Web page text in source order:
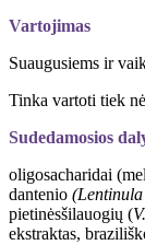
Vartojimas
Suaugusiems ir
Tinka vartoti tiek
Sudedamosios
oligosacharidai
dantenio
pietinėsšilauogių (
ekstraktas,